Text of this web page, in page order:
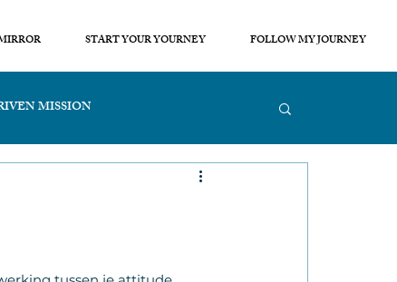
START YOUR YOURNEY FOLLOW MY JOURNEY
MISSION